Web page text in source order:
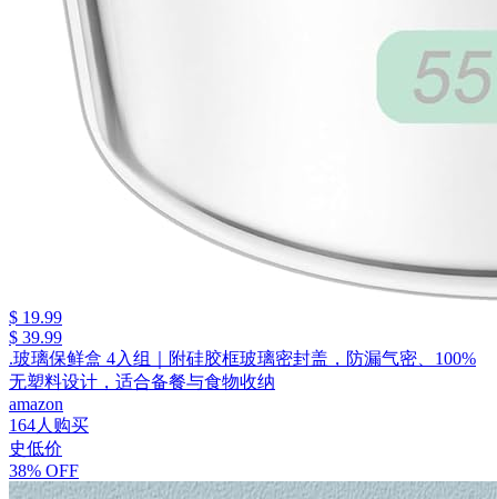
$ 19.99
$ 39.99
.玻璃保鲜盒 4入组｜附硅胶框玻璃密封盖，防漏气密、100%
无塑料设计，适合备餐与食物收纳
amazon
164人购买
史低价
38% OFF